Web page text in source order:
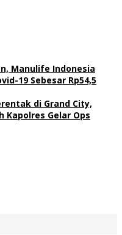
Manulife Indonesia
19 Sebesar Rp54,5
di Grand City,
Kapolres Gelar Ops